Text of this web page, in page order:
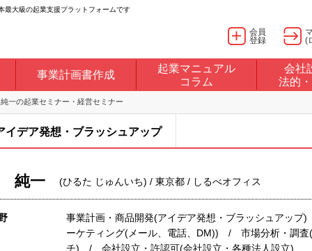
最大級の起業支援プラットフォームです
会員
登録
(
事業計画書作成
起業マニュアル
コラム
会社
法的
一の起業セミナー・経営セミナー
イデア発想・ブラッシュアップ
純一 (ひるた じゅんいち) / 東京都 / しるべオフィス
事業計画・商品開発(アイデア発想・ブラッシュアッ
ーケティング(メール、電話、DM)) / 市場分析・調査
チ) / 会社設立・許認可(会社設立・各種法人設立)